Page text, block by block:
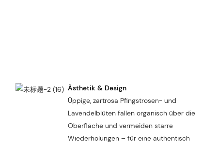
Ästhetik & Design
Üppige, zartrosa Pfingstrosen- und
Lavendelblüten fallen organisch über die
Oberfläche und vermeiden starre
Wiederholungen – für eine authentisch